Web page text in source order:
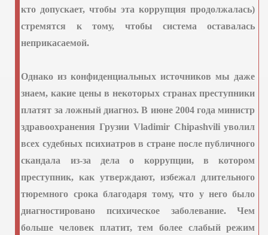
кто допускает, чтобы эта коррупция продолжалась)
стремятся к тому, чтобы система оставалась
неприкасаемой.
Однако из конфиденциальных источников мы даже
знаем, какие цены в некоторых странах преступники
платят за ложный диагноз. В июне 2004 года министр
здравоохранения Грузии Vladimir Chipashviliуволил
всех судебных психиатров в стране после публичного
скандала из-за дела о коррупции, в котором
преступник, как утверждают, избежал длительного
тюремного срока благодаря тому, что у него было
диагностировано психическое заболевание. Чем
больше человек платит, тем более слабый режим